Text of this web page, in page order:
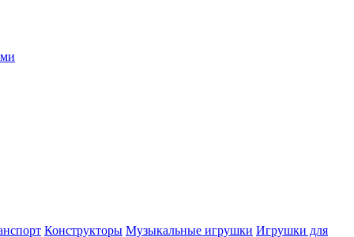
Конструкторы Музыкальные игрушки Игрушки для